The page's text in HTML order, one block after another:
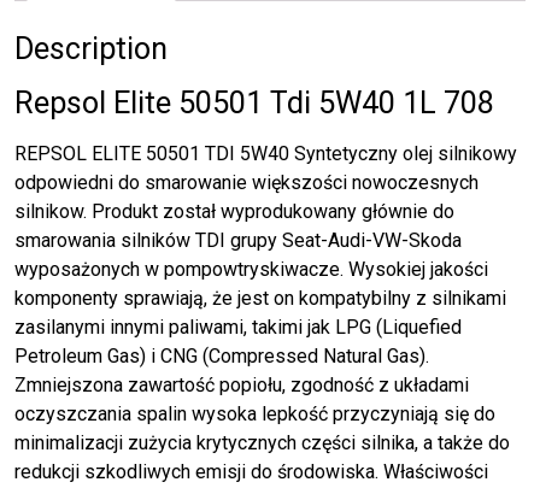
Description
Repsol Elite 50501 Tdi 5W40 1L 708
REPSOL ELITE 50501 TDI 5W40 Syntetyczny olej silnikowy
odpowiedni do smarowanie większości nowoczesnych
silnikow. Produkt został wyprodukowany głównie do
smarowania silników TDI grupy Seat-Audi-VW-Skoda
wyposażonych w pompowtryskiwacze. Wysokiej jakości
komponenty sprawiają, że jest on kompatybilny z silnikami
zasilanymi innymi paliwami, takimi jak LPG (Liquefied
Petroleum Gas) i CNG (Compressed Natural Gas).
Zmniejszona zawartość popiołu, zgodność z układami
oczyszczania spalin wysoka lepkość przyczyniają się do
minimalizacji zużycia krytycznych części silnika, a także do
redukcji szkodliwych emisji do środowiska. Właściwości